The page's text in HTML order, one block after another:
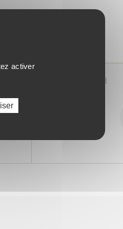
SUIVEZ-NOUS !
activer